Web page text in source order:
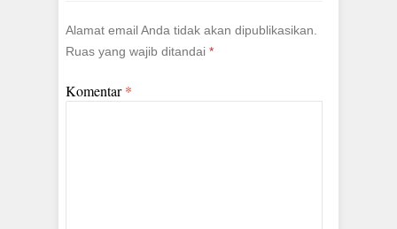
Alamat email Anda tidak akan dipublikasikan.
Ruas yang wajib ditandai *
Komentar*